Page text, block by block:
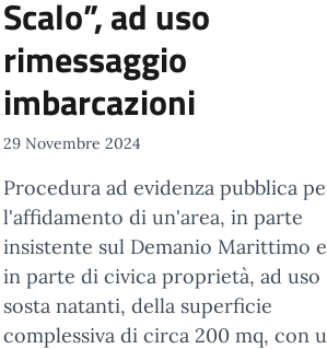
Scalo”, ad uso
rimessaggio
imbarcazioni
29 Novembre 2024
Procedura ad evidenza pubblica
l'affidamento di un'area, in parte
insistente sul Demanio Marittimo e
in parte di civica proprietà, ad uso
sosta natanti, della superficie
complessiva di circa 200 mq, con